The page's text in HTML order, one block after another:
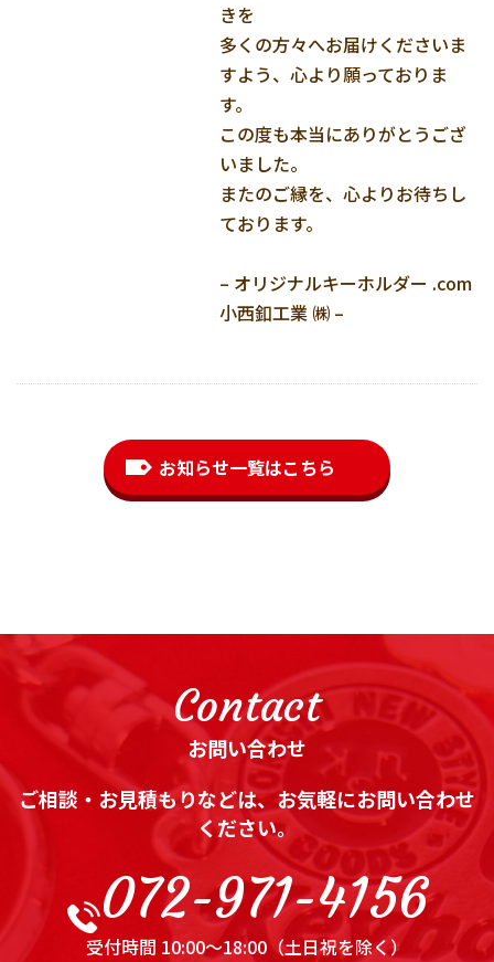
きを
多くの方々へお届けくださいま
すよう、心より願っておりま
す。
この度も本当にありがとうござ
いました。
またのご縁を、心よりお待ちし
ております。
– オリジナルキーホルダー .com
小西釦工業 ㈱ –
お知らせ一覧はこちら
Contact
お問い合わせ
ご相談・お見積もりなどは、お気軽にお問い合わせ
ください。
072-971-4156
受付時間 10:00～18:00（土日祝を除く）